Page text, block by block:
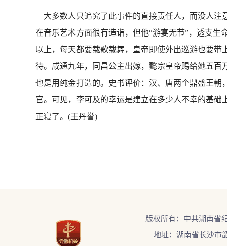
大多数人只追究了此事件的直接责任人，而没人注
在音乐艺术方面很有造诣，但他“游宴无节”，透支
以上，每天都要载歌载舞，皇帝即使外出巡游也要
待。咸通九年，同昌公主出嫁，懿宗皇帝赐给她五
也是用纯金打造的。史书评价：汉、唐两个鼎盛王
官。可见，李可及的幸运是建立在多少人不幸的基
正寝了。(王丹誉)
版权所有：中共湖南省
地址：湖南省长沙市